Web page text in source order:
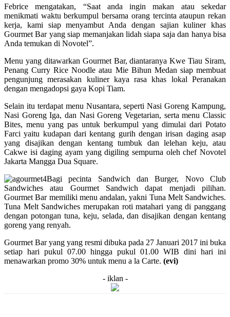
Febrice mengatakan, “Saat anda ingin makan atau sekedar
menikmati waktu berkumpul bersama orang tercinta ataupun rekan
kerja, kami siap menyambut Anda dengan sajian kuliner khas
Gourmet Bar yang siap memanjakan lidah siapa saja dan hanya bisa
Anda temukan di Novotel”.
Menu yang ditawarkan Gourmet Bar, diantaranya Kwe Tiau Siram,
Penang Curry Rice Noodle atau Mie Bihun Medan siap membuat
pengunjung merasakan kuliner kaya rasa khas lokal Peranakan
dengan mengadopsi gaya Kopi Tiam.
Selain itu terdapat menu Nusantara, seperti Nasi Goreng Kampung,
Nasi Goreng Iga, dan Nasi Goreng Vegetarian, serta menu Classic
Bites, menu yang pas untuk berkumpul yang dimulai dari Potato
Farci yaitu kudapan dari kentang gurih dengan irisan daging asap
yang disajikan dengan kentang tumbuk dan lelehan keju, atau
Cakwe isi daging ayam yang digiling sempurna oleh chef Novotel
Jakarta Mangga Dua Square.
Bagi pecinta Sandwich dan Burger, Novo Club
Sandwiches atau Gourmet Sandwich dapat menjadi pilihan.
Gourmet Bar memiliki menu andalan, yakni Tuna Melt Sandwiches.
Tuna Melt Sandwiches merupakan roti matahari yang di panggang
dengan potongan tuna, keju, selada, dan disajikan dengan kentang
goreng yang renyah.
Gourmet Bar yang yang resmi dibuka pada 27 Januari 2017 ini buka
setiap hari pukul 07.00 hingga pukul 01.00 WIB dini hari ini
menawarkan promo 30% untuk menu a la Carte. (evi)
- iklan -